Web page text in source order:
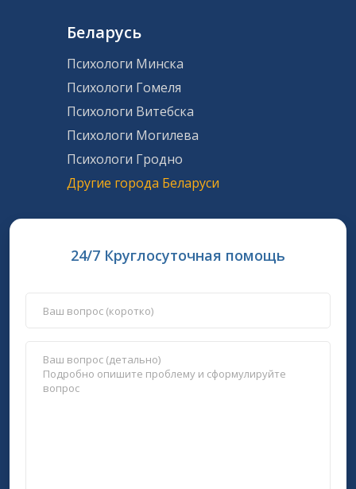
Беларусь
Психологи Минска
Психологи Гомеля
Психологи Витебска
Психологи Могилева
Психологи Гродно
Другие города Беларуси
24/7 Круглосуточная помощь